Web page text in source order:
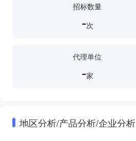
招标数量
-次
代理单位
-家
地区分析/产品分析/企业分析